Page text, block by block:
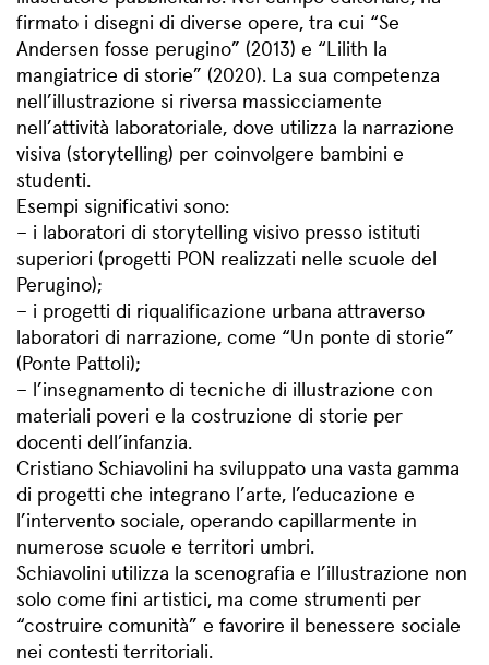
firmato i disegni di diverse opere, tra cui “Se
Andersen fosse perugino” (2013) e “Lilith la
mangiatrice di storie” (2020). La sua competenza
nell’illustrazione si riversa massicciamente
nell’attività laboratoriale, dove utilizza la narrazione
visiva (storytelling) per coinvolgere bambini e
studenti.
Esempi significativi sono:
– i laboratori di storytelling visivo presso istituti
superiori (progetti PON realizzati nelle scuole del
Perugino);
– i progetti di riqualificazione urbana attraverso
laboratori di narrazione, come “Un ponte di storie”
(Ponte Pattoli);
– l’insegnamento di tecniche di illustrazione con
materiali poveri e la costruzione di storie per
docenti dell’infanzia.
Cristiano Schiavolini ha sviluppato una vasta gamma
di progetti che integrano l’arte, l’educazione e
l’intervento sociale, operando capillarmente in
numerose scuole e territori umbri.
Schiavolini utilizza la scenografia e l’illustrazione non
solo come fini artistici, ma come strumenti per
“costruire comunità” e favorire il benessere sociale
nei contesti territoriali.